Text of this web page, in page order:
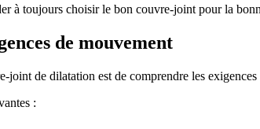
à toujours choisir le bon couvre-joint pour la
de mouvement
de dilatation est de comprendre les
: